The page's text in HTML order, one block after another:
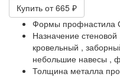
Купить от 665 ₽
Формы профнастила
Назначение стеновой
кровельный ,
небольшие навесы ,
Толщина металла